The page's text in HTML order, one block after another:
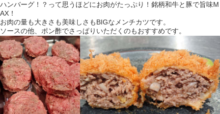
ハンバーグ！？って思うほどにお肉がたっぷり！銘柄和牛と豚で旨味M
AX！
お肉の量も大きさも美味しさもBIGなメンチカツです。
ソースの他、ポン酢でさっぱりいただくのもおすすめです。